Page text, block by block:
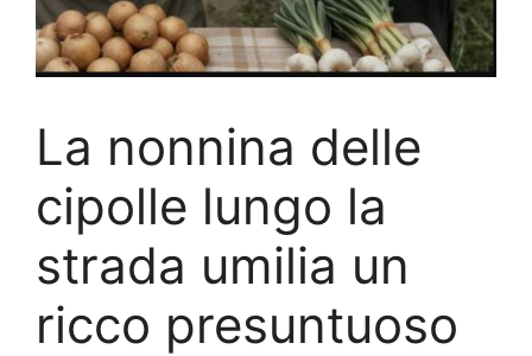
La nonnina delle
cipolle lungo la
strada umilia un
ricco presuntuoso